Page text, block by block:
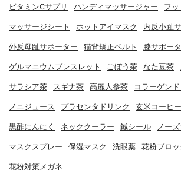
ビタミンCサプリ ハンディマッサージャー フ
マッサージシート ホットアイマスク 内反小趾
外反母趾サポーター 猫背矯正ベルト 膝サポー
ゲルマニウムブレスレット ごぼう茶 なた豆茶
サラシア茶 スギナ茶 高麗人参茶 コラーゲン
ノニジュース プラセンタドリンク 玄米コーヒー
黒酢にんにく ネッククーラー 鍼シール ノー
マスクスプレー 保湿マスク 洗眼薬 花粉ブロ
花粉対策メガネ